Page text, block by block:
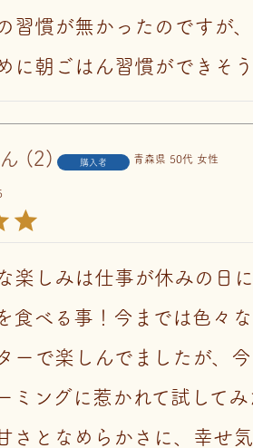
習慣が無かったのですが
に朝ごはん習慣ができそ
2 購入者 青森県 50代 女性
楽しみは仕事が休みの日
食べる事！今までは色々
ーで楽しんでましたが、
ミングに惹かれて試して
さとなめらかさに、幸せ